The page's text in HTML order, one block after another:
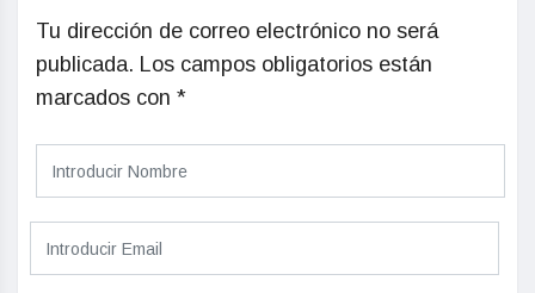
Tu dirección de correo electrónico no será
publicada. Los campos obligatorios están
marcados con *